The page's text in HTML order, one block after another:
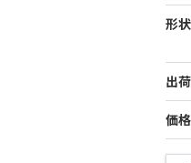
形状
出
価格